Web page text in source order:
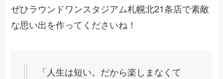
ぜひラウンドワンスタジアム札幌北21条店で素敵
な思い出を作ってくださいね！
「人生は短い。だから楽しまなくて